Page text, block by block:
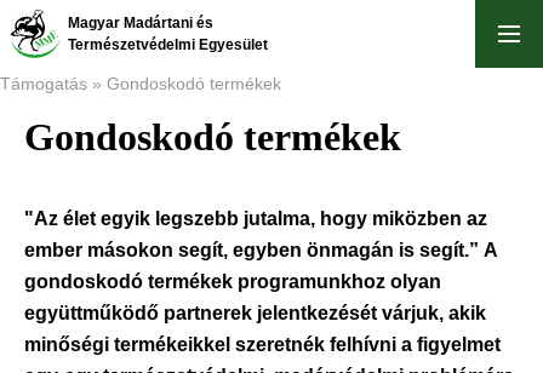
Ugrás
tartalomra
Magyar Madártani és
Természetvédelmi Egyesület
Morzsa
Támogatás Gondoskodó termékek
Gondoskodó termékek
"Az élet egyik legszebb jutalma, hogy miközben az
ember másokon segít, egyben önmagán is segít.” A
gondoskodó termékek programunkhoz olyan
együttműködő partnerek jelentkezését várjuk, akik
minőségi termékeikkel szeretnék felhívni a figyelmet